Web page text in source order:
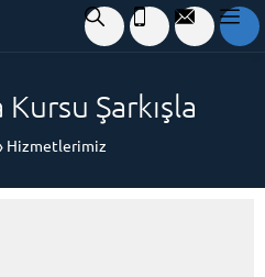
Kursu Şarkışla
Hizmetlerimiz